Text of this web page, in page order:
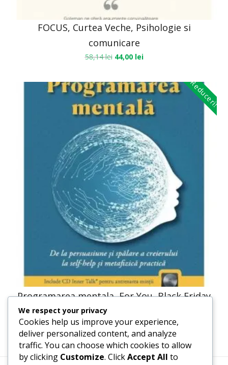
FOCUS, Curtea Veche, Psihologie si
comunicare
58,14lei 44,00 lei
Reduceri!
Programarea mentala, For You, Black Friday
41,23lei
We respect your privacy
Cookies help us improve your experience,
deliver personalized content, and analyze
traffic. You can choose which cookies to allow
by clicking Customize. ClickAccept All to